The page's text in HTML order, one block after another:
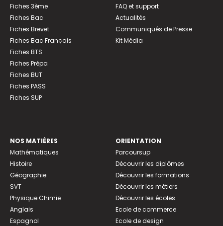
Fiches 3ème
Fiches Bac
Fiches Brevet
Fiches Bac Français
Fiches BTS
Fiches Prépa
Fiches BUT
Fiches PASS
Fiches SUP
FAQ et support
Actualités
Communiqués de Presse
Kit Média
NOS MATIÈRES
Mathématiques
Histoire
Géographie
SVT
Physique Chimie
Anglais
Espagnol
ORIENTATION
Parcoursup
Découvrir les diplômes
Découvrir les formations
Découvrir les métiers
Découvrir les écoles
Ecole de commerce
Ecole de design